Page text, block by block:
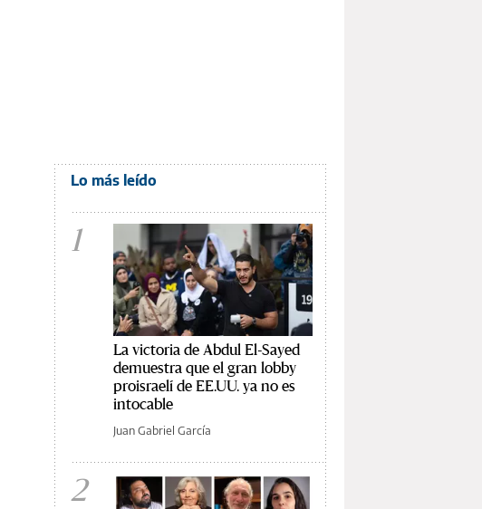
Lo más leído
1
La victoria de Abdul El-Sayed
demuestra que el gran lobby
proisraelí de EE.UU. ya no es
intocable
Juan Gabriel García
2